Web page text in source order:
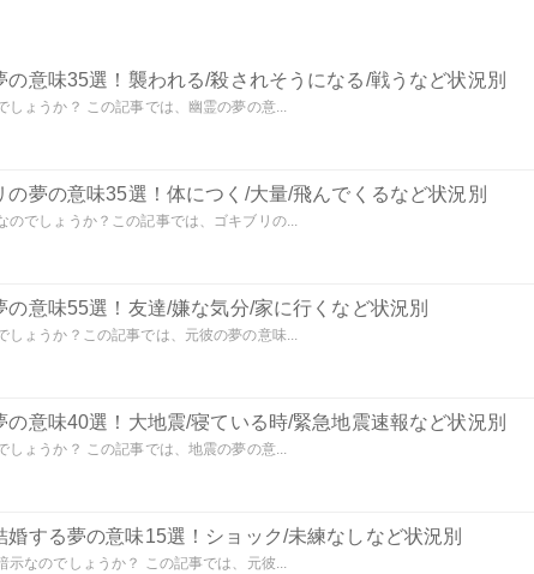
の意味35選！襲われる/殺されそうになる/戦うなど状況別
しょうか？ この記事では、幽霊の夢の意...
の夢の意味35選！体につく/大量/飛んでくるなど状況別
のでしょうか？この記事では、ゴキブリの...
の意味55選！友達/嫌な気分/家に行くなど状況別
しょうか？この記事では、元彼の夢の意味...
の意味40選！大地震/寝ている時/緊急地震速報など状況別
しょうか？ この記事では、地震の夢の意...
婚する夢の意味15選！ショック/未練なしなど状況別
示なのでしょうか？ この記事では、元彼...